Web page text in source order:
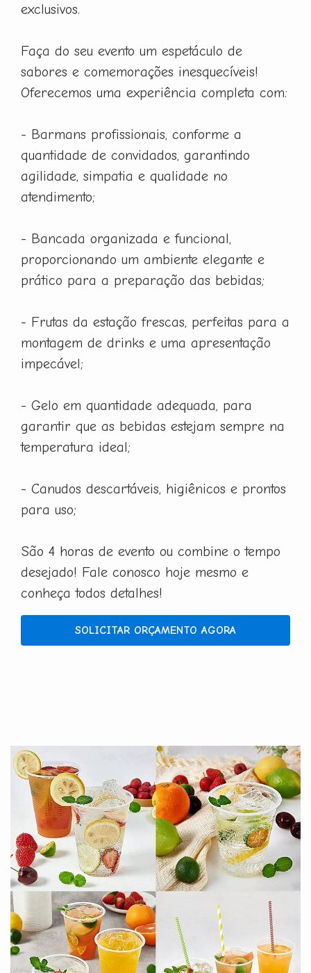
exclusivos.
Faça do seu evento um espetáculo de
sabores e comemorações inesquecíveis!
Oferecemos uma experiência completa com:
- Barmans profissionais, conforme a
quantidade de convidados, garantindo
agilidade, simpatia e qualidade no
atendimento;
- Bancada organizada e funcional,
proporcionando um ambiente elegante e
prático para a preparação das bebidas;
- Frutas da estação frescas, perfeitas para a
montagem de drinks e uma apresentação
impecável;
- Gelo em quantidade adequada, para
garantir que as bebidas estejam sempre na
temperatura ideal;
- Canudos descartáveis, higiênicos e prontos
para uso;
São 4 horas de evento ou combine o tempo
desejado! Fale conosco hoje mesmo e
conheça todos detalhes!
SOLICITAR ORÇAMENTO AGORA